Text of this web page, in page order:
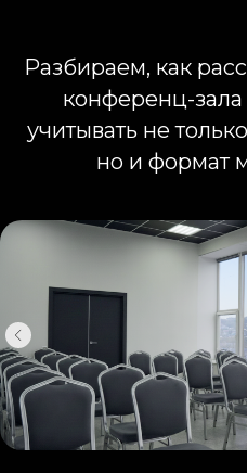
Разбираем, как
конференц-
учитывать не
но и формат